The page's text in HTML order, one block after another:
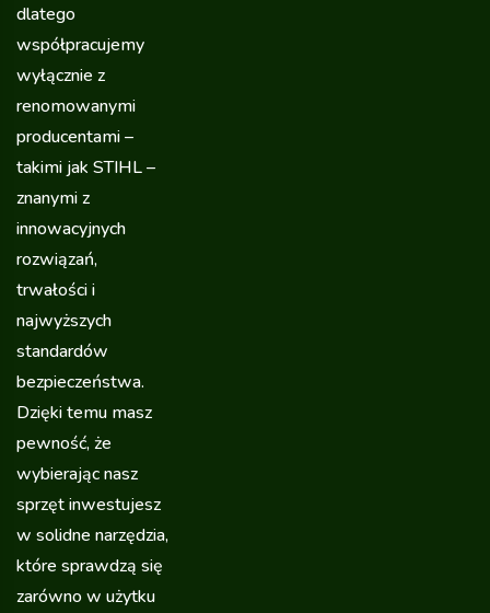
dlatego
współpracujemy
wyłącznie z
renomowanymi
producentami –
takimi jak STIHL –
znanymi z
innowacyjnych
rozwiązań,
trwałości i
najwyższych
standardów
bezpieczeństwa.
Dzięki temu masz
pewność, że
wybierając nasz
sprzęt inwestujesz
w solidne narzędzia,
które sprawdzą się
zarówno w użytku